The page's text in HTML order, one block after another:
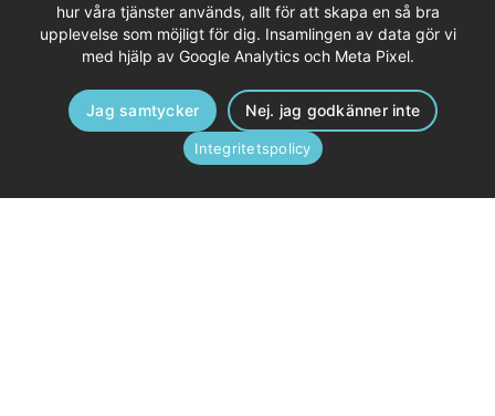
hur våra tjänster används, allt för att skapa en så bra
upplevelse som möjligt för dig. Insamlingen av data gör vi
med hjälp av Google Analytics och Meta Pixel.
Jag samtycker Nej. jag godkänner inte
Integritetspolicy